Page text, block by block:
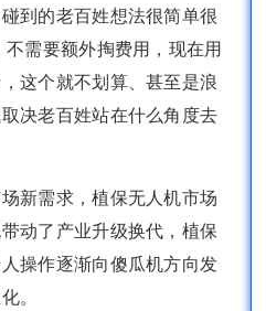
到的老百姓想法很简单很
需要额外掏费用，现在用
这个就不划算、甚至是浪
决老百姓站在什么角度去
新需求，植保无人机市场
动了产业升级换代，植保
操作逐渐向傻瓜机方向发
。